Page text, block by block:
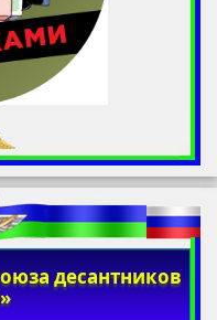
десантников